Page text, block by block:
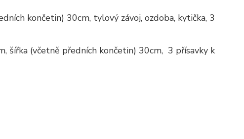
končetin) 30cm, tylový závoj, ozdoba, kytička, 3
šířka (včetně předních končetin) 30cm, 3 přísavky k